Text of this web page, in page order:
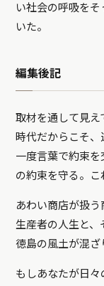
い社会の呼吸を
いた。
編集後記
取材を通して見え
時代だからこそ、
一度言葉で約束
の約束を守る。こ
あわい商店が扱う
生産者の人生と
徳島の風土が混ざ
もしあなたが日